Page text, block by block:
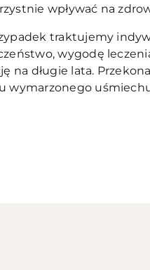
wpływać na
traktujemy
wygodę
na długie lata.
wymarzonego